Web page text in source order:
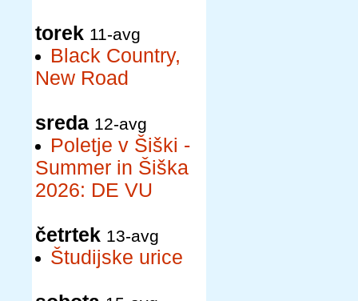
torek 11-avg
Black Country,
New Road
sreda 12-avg
Poletje v Šiški -
Summer in Šiška
2026: DE VU
četrtek 13-avg
Študijske urice